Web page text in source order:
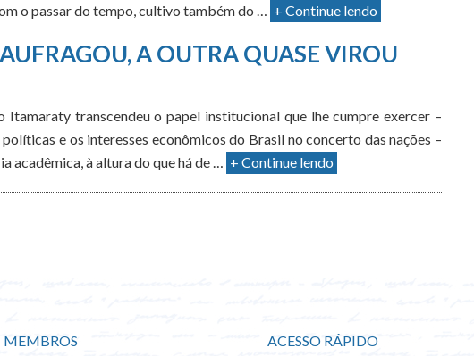
o passar do tempo, cultivo também do … + Continue lendo
A OUTRA QUASE VIROU
Itamaraty transcendeu o papel institucional que lhe cumpre exercer –
e os interesses econômicos do Brasil no concerto das nações –
acadêmica, à altura do que há de … + Continue lendo
MEMBROS ACESSO RÁPIDO